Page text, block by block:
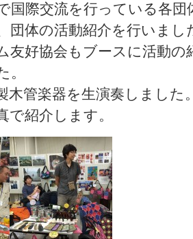
国際交流を行っている各
団体の活動紹介を行いまし
友好協会もブースに活動
。
木管楽器を生演奏しました
で紹介します。